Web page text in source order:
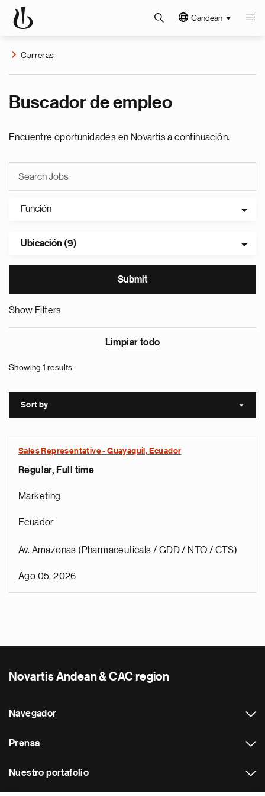
Candean
Carreras
Buscador de empleo
Encuentre oportunidades en Novartis a continuación.
Función
Ubicación (9)
Show Filters
Limpiar todo
Showing 1 results
Sort by Sort
Sales Representative - Guayaquil, Ecuador
Regular, Full time
Marketing
Ecuador
Av. Amazonas (Pharmaceuticals / GDD / NTO / CTS)
Ago 05, 2026
Novartis Andean & CAC region
Navegador
Prensa
Nuestro portafolio